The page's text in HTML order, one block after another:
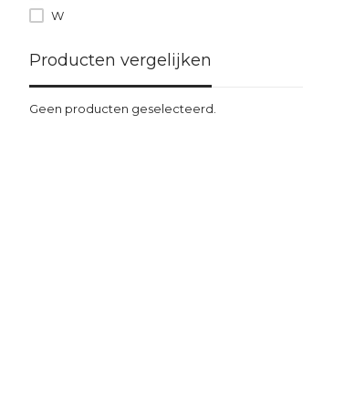
W
Producten vergelijken
Geen producten geselecteerd.